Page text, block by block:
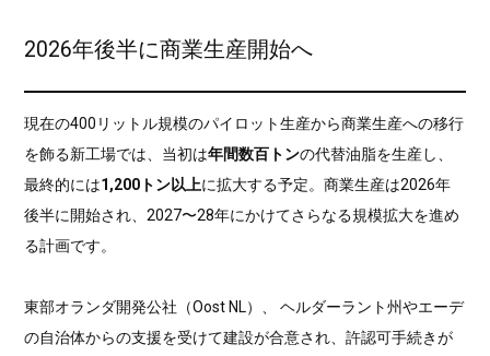
2026年後半に商業生産開始へ
現在の400リットル規模のパイロット生産から商業生産への移行
を飾る新工場では、当初は年間数百トンの代替油脂を生産し、
最終的には1,200トン以上に拡大する予定。商業生産は2026年
後半に開始され、2027〜28年にかけてさらなる規模拡大を進め
る計画です。
東部オランダ開発公社（Oost NL）、 ヘルダーラント州やエーデ
の自治体からの支援を受けて建設が合意され、許認可手続きが